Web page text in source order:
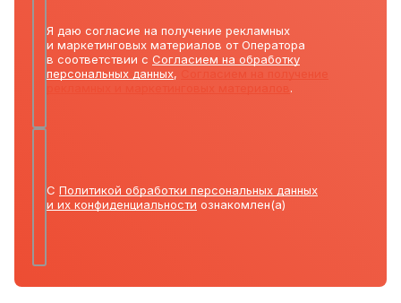
Я даю согласие на получение рекламных
и маркетинговых материалов от Оператора
в соответствии с Согласием на обработку
персональных данных,
.
С Политикой обработки персональных данных
и их конфиденциальности ознакомлен(а)